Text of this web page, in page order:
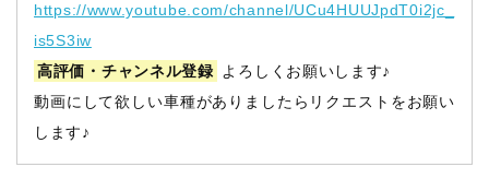
https://www.youtube.com/channel/UCu4HUUJpdT0i2jc_
is5S3iw
高評価・チャンネル登録 よろしくお願いします♪
動画にして欲しい車種がありましたらリクエストをお願い
します♪